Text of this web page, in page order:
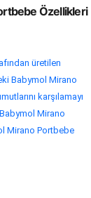
Özellikleri
üretilen
Babymol Mirano
karşılamayı
Mirano
Mirano Portbebe